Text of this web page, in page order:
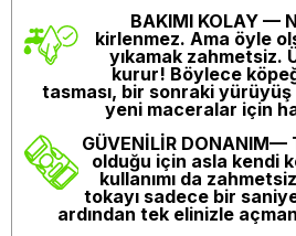
BAKIMI KOLAY—
kirlenmez. Ama öyle
yıkamak zahmetsiz.
kurur! Böylece
tasması, bir sonraki yürüyüş
yeni maceralar için
GÜVENİLİR DONANIM—
olduğu için asla kendi
kullanımı da
tokayı sadece bir
ardından tek elinizle